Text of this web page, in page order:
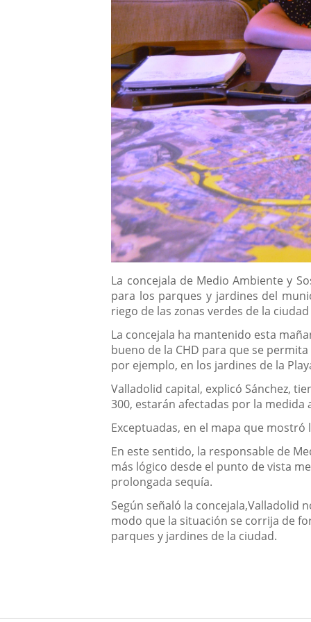
Descripción
La concejala de Medio Ambiente y
para los parques y jardines del
riego de las zonas verdes de la
La concejala ha mantenido esta
bueno de la CHD para que se
por ejemplo, en los jardines de la
Valladolid capital, explicó Sánchez,
300, estarán afectadas por la
Exceptuadas, en el mapa que mostró
En este sentido, la responsable de
más lógico desde el punto de vista
prolongada sequía.
Según señaló la concejala,Valladolid
modo que la situación se corrija de
parques y jardines de la ciudad.